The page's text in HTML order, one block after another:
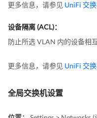
更多信息，请参见 UniFi 交
设备隔离 (ACL)：
防止所选 VLAN 内的设备相互
更多信息，请参见 UniFi 交
全局交换机设置